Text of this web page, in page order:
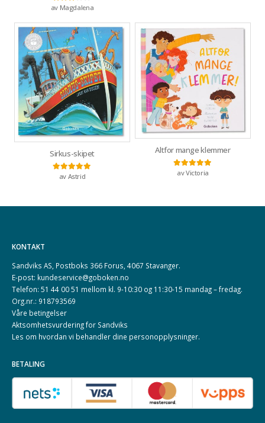
Vurdert3av 5
av Magdalena
Sirkus-skipet
Vurdert5
av Astrid
Altfor mange klemmer
Vurdert5av 5
av Victoria
KONTAKT
Sandviks AS, Postboks 366 Forus, 4067 Stavanger.
E-post: kundeservice@goboken.no
Telefon: 51 44 00 51 mellom kl. 9-10:30 og 11:30-15 mandag – fredag.
Org.nr.: 918793569
Våre betingelser
Aktsomhetsvurdering for Sandviks
Les om hvordan vi behandler dine personopplysninger.
BETALING